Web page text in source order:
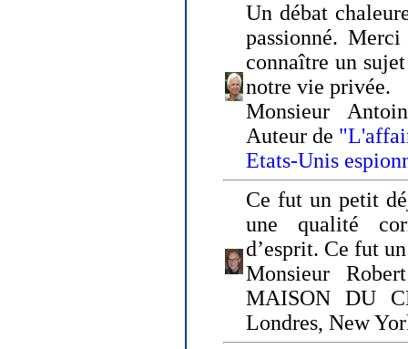
Un débat
passionné.
connaître un
notre vie privée.
Monsieur
Auteur de
Etats-Unis
Ce fut un petit
une qualité
d’esprit. Ce fut
Monsieur
MAISON DU
Londres, New